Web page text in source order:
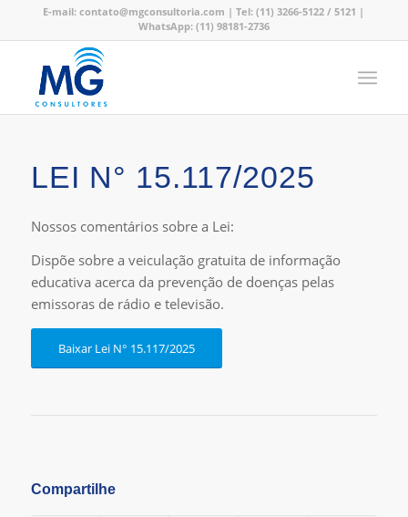
E-mail:contato@mgconsultoria.com |Tel: (11) 3266-5122 / 5121 |
WhatsApp: (11) 98181-2736
LEI N° 15.117/2025
Nossos comentários sobre a Lei:
Dispõe sobre a veiculação gratuita de informação
educativa acerca da prevenção de doenças pelas
emissoras de rádio e televisão.
Baixar Lei N° 15.117/2025
Compartilhe